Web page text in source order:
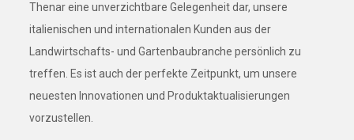
Thenar eine unverzichtbare Gelegenheit dar, unsere
italienischen und internationalen Kunden aus der
Landwirtschafts- und Gartenbaubranche persönlich zu
treffen. Es ist auch der perfekte Zeitpunkt, um unsere
neuesten Innovationen und Produktaktualisierungen
vorzustellen.